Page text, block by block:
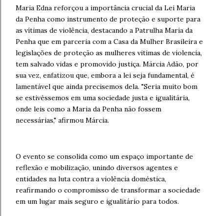
Maria Edna reforçou a importância crucial da Lei Maria
da Penha como instrumento de proteção e suporte para
as vítimas de violência, destacando a Patrulha Maria da
Penha que em parceria com a Casa da Mulher Brasileira e
legislações de proteção as mulheres vitimas de violencia,
tem salvado vidas e promovido justiça. Márcia Adão, por
sua vez, enfatizou que, embora a lei seja fundamental, é
lamentável que ainda precisemos dela. "Seria muito bom
se estivéssemos em uma sociedade justa e igualitária,
onde leis como a Maria da Penha não fossem
necessárias," afirmou Márcia.
O evento se consolida como um espaço importante de
reflexão e mobilização, unindo diversos agentes e
entidades na luta contra a violência doméstica,
reafirmando o compromisso de transformar a sociedade
em um lugar mais seguro e igualitário para todos.